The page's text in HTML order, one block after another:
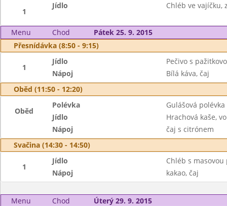
1
Jídlo Chléb ve vajíčku,
Menu Chod
Pátek 25. 9. 2015
Přesnídávka (8:50 - 9:15)
1
Jídlo
Pečivo s
Nápoj
Bílá káva, čaj
Oběd (11:50 - 12:20)
Oběd
Polévka
Gulášová polévka
Jídlo
Hrachová kaše,
Nápoj
čaj s citrónem
Svačina (14:30 - 14:50)
1
Jídlo
Chléb s
Nápoj
kakao, čaj
Menu Chod
Úterý 29. 9. 2015